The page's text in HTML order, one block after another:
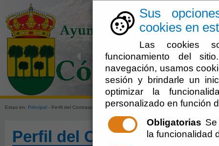
Sus
cookies en
Las cookies
funcionamiento del
navegación, usamos
sesión y brindarle un
optimizar la
personalizado en función
Obligatorias
la funcionalidad
El
Estas en: Principal - Perfil del Contratante. 10-08-2026 21:03:44
Perfil del Contratante.10-